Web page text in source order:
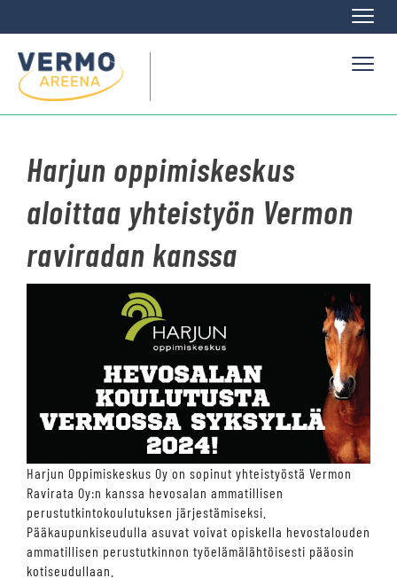
Harjun oppimiskeskus
aloittaa yhteistyön Vermon
raviradan kanssa
Harjun Oppimiskeskus Oy on sopinut yhteistyöstä Vermon
Ravirata Oy:n kanssa hevosalan ammatillisen
perustutkintokoulutuksen järjestämiseksi.
Pääkaupunkiseudulla asuvat voivat opiskella hevostalouden
ammatillisen perustutkinnon työelämälähtöisesti pääosin
kotiseudullaan.